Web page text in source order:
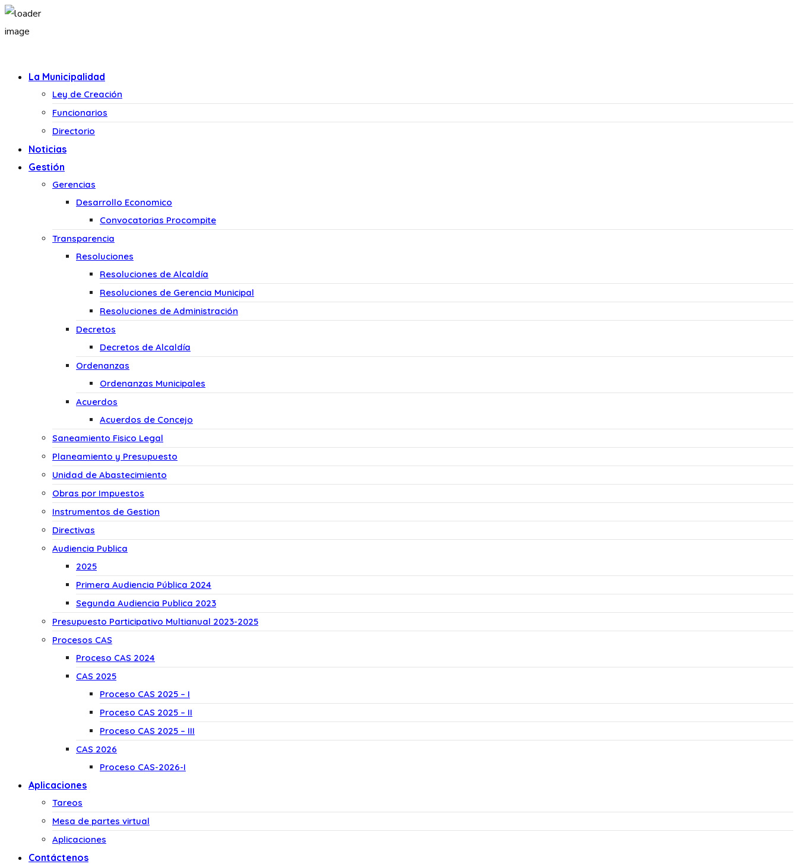
La Municipalidad
Ley de Creación
Funcionarios
Directorio
Noticias
Gestión
Gerencias
Desarrollo Economico
Convocatorias Procompite
Transparencia
Resoluciones
Resoluciones de Alcaldía
Resoluciones de Gerencia Municipal
Resoluciones de Administración
Decretos
Decretos de Alcaldía
Ordenanzas
Ordenanzas Municipales
Acuerdos
Acuerdos de Concejo
Saneamiento Fisico Legal
Planeamiento y Presupuesto
Unidad de Abastecimiento
Obras por Impuestos
Instrumentos de Gestion
Directivas
Audiencia Publica
2025
Primera Audiencia Pública 2024
Segunda Audiencia Publica 2023
Presupuesto Participativo Multianual 2023-2025
Procesos CAS
Proceso CAS 2024
CAS 2025
Proceso CAS 2025 – I
Proceso CAS 2025 – II
Proceso CAS 2025 – III
CAS 2026
Proceso CAS-2026-I
Aplicaciones
Tareos
Mesa de partes virtual
Aplicaciones
Contáctenos